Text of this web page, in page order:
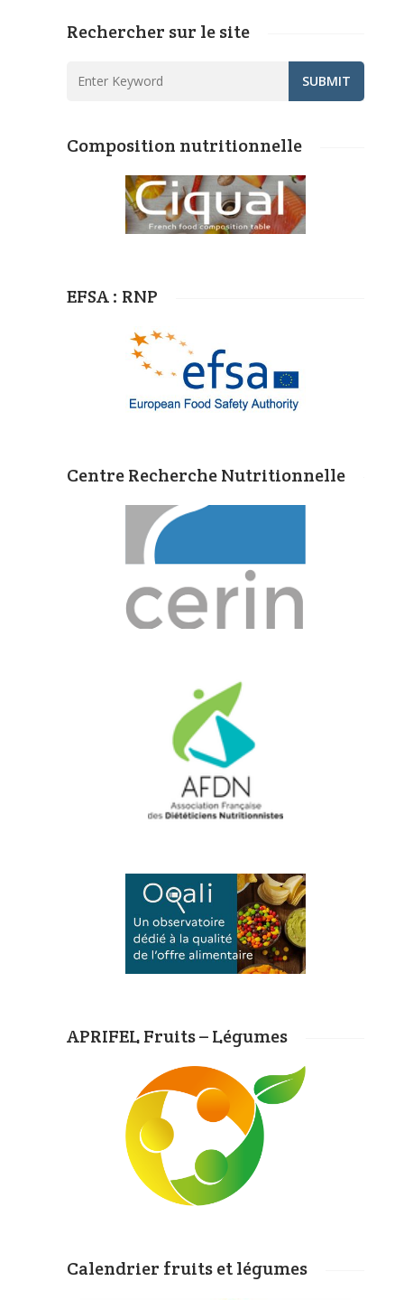
Rechercher sur le site
Composition nutritionnelle
EFSA : RNP
Centre Recherche Nutritionnelle
APRIFEL Fruits – Légumes
Calendrier fruits et légumes